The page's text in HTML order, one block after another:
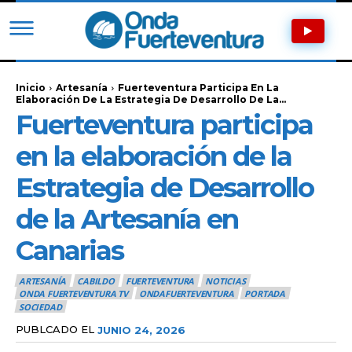
Inicio Artesanía
Fuerteventura Participa En La
Elaboración De La Estrategia De Desarrollo De La...
Fuerteventura participa
en la elaboración de la
Estrategia de Desarrollo
de la Artesanía en
Canarias
ARTESANÍA CABILDO FUERTEVENTURA
NOTICIAS
ONDA FUERTEVENTURA TV
ONDAFUERTEVENTURA
PORTADA
SOCIEDAD
PUBLCADO EL JUNIO 24, 2026